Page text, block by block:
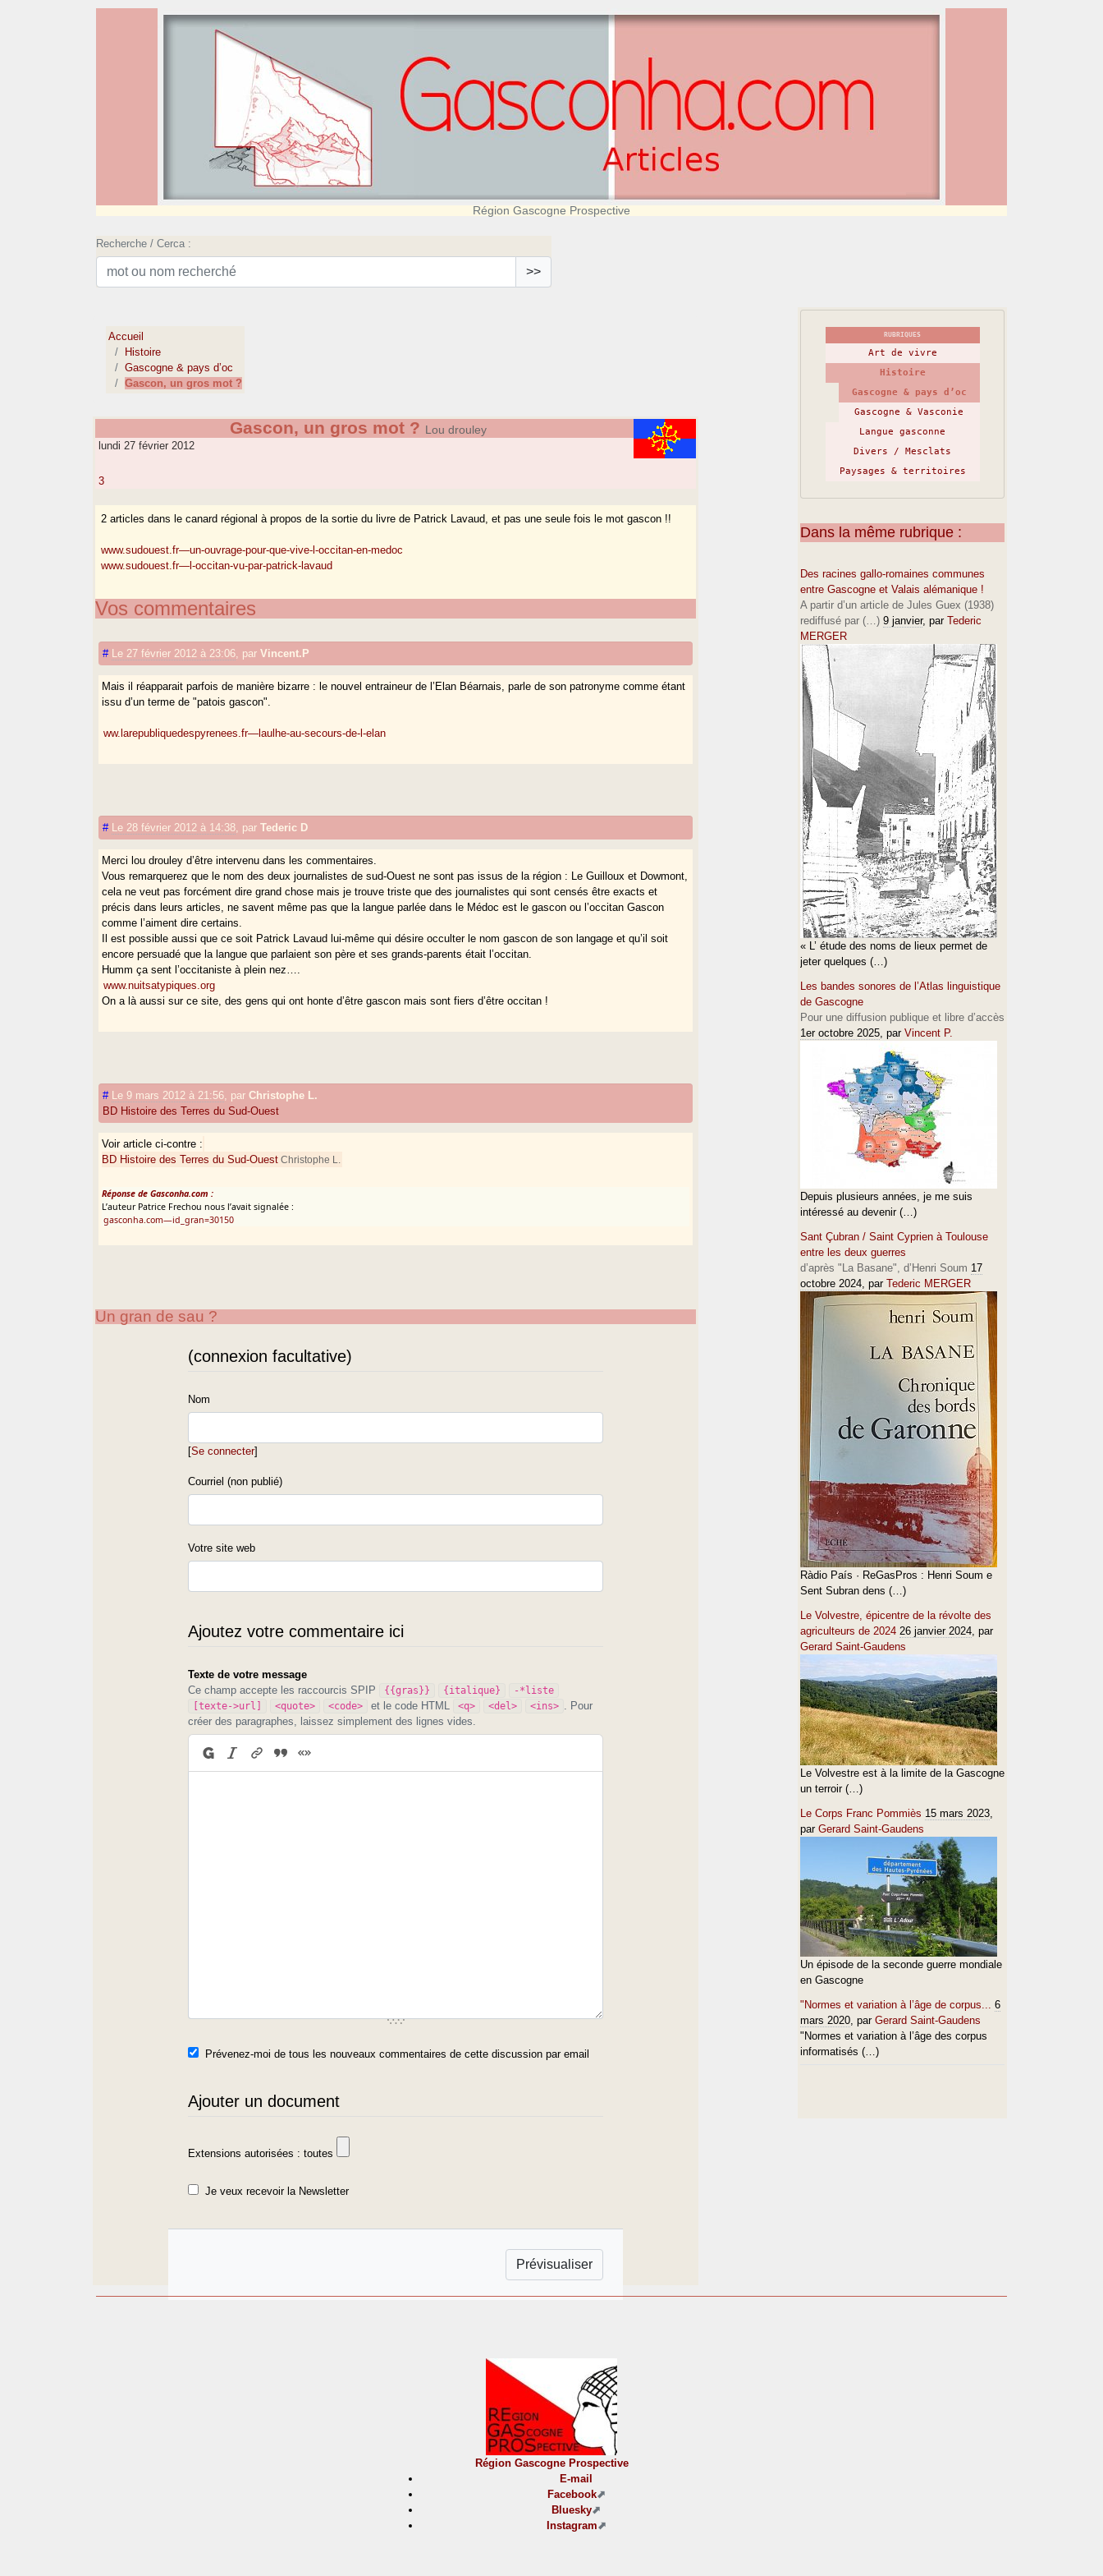
Région Gascogne Prospective
Recherche / Cerca :
>>
Accueil
Histoire
Gascogne & pays d’oc
Gascon, un gros mot ?
Gascon, un gros mot ? Lou drouley
lundi 27 février 2012
3
2 articles dans le canard régional à propos de la sortie du livre de Patrick Lavaud, et pas une seule fois le mot gascon !!
www.sudouest.fr—un-ouvrage-pour-que-vive-l-occitan-en-medoc
www.sudouest.fr—l-occitan-vu-par-patrick-lavaud
Vos commentaires
# Le 27 février 2012 à 23:06 parVincent.P
Mais il réapparait parfois de manière bizarre : le nouvel entraineur de l’Elan Béarnais, parle de son patronyme comme étant
issu d’un terme de "patois gascon".
ww.larepubliquedespyrenees.fr—laulhe-au-secours-de-l-elan
# Le 28 février 2012 à 14:38 parTederic D
Merci lou drouley d’être intervenu dans les commentaires.
Vous remarquerez que le nom des deux journalistes de sud-Ouest ne sont pas issus de la région : Le Guilloux et Dowmont,
cela ne veut pas forcément dire grand chose mais je trouve triste que des journalistes qui sont censés être exacts et
précis dans leurs articles, ne savent même pas que la langue parlée dans le Médoc est le gascon ou l’occitan Gascon
comme l’aiment dire certains.
Il est possible aussi que ce soit Patrick Lavaud lui-même qui désire occulter le nom gascon de son langage et qu’il soit
encore persuadé que la langue que parlaient son père et ses grands-parents était l’occitan.
Humm ça sent l’occitaniste à plein nez….
www.nuitsatypiques.org
On a là aussi sur ce site, des gens qui ont honte d’être gascon mais sont fiers d’être occitan !
# Le 9 mars 2012 à 21:56 parChristophe L.
BD Histoire des Terres du Sud-Ouest
Voir article ci-contre :
BD Histoire des Terres du Sud-Ouest Christophe L.
Réponse de Gasconha.com :
L’auteur Patrice Frechou nous l’avait signalée :
gasconha.com—id_gran=30150
Un gran de sau ?
(connexion facultative)
Nom
[Se connecter]
Courriel (non publié)
Votre site web
Ajoutez votre commentaire ici
Texte de votre message
Ce champ accepte les raccourcis SPIP
{{gras}} {italique}
-*liste
[texte->url]
<quote> <code> et le code HTML <q> <del> <ins>
. Pour
créer des paragraphes, laissez simplement des lignes vides.
Prévenez-moi de tous les nouveaux commentaires de cette discussion par email
Ajouter un document
Extensions autorisées : toutes
Je veux recevoir la Newsletter
RUBRIQUES
Art de vivre
Histoire
Gascogne & pays d’oc
Gascogne & Vasconie
Langue gasconne
Divers / Mesclats
Paysages & territoires
Dans la même rubrique :
Des racines gallo-romaines communes
entre Gascogne et Valais alémanique !
A partir d’un article de Jules Guex (1938)
rediffusé par (…) 9 janvier, par Tederic
MERGER
« L’ étude des noms de lieux permet de
jeter quelques (…)
Les bandes sonores de l’Atlas linguistique
de Gascogne
Pour une diffusion publique et libre d’accès
1er octobre 2025, par Vincent P.
Depuis plusieurs années, je me suis
intéressé au devenir (…)
Sant Çubran / Saint Cyprien à Toulouse
entre les deux guerres
d’après "La Basane", d’Henri Soum 17
octobre 2024, par Tederic MERGER
Ràdio País · ReGasPros : Henri Soum e
Sent Subran dens (…)
Le Volvestre, épicentre de la révolte des
agriculteurs de 2024 26 janvier 2024, par
Gerard Saint-Gaudens
Le Volvestre est à la limite de la Gascogne
un terroir (…)
Le Corps Franc Pommiès 15 mars 2023,
par Gerard Saint-Gaudens
Un épisode de la seconde guerre mondiale
en Gascogne
"Normes et variation à l’âge de corpus... 6
mars 2020, par Gerard Saint-Gaudens
"Normes et variation à l’âge des corpus
informatisés (…)
Région Gascogne Prospective
E-mail
Facebook
Bluesky
Instagram